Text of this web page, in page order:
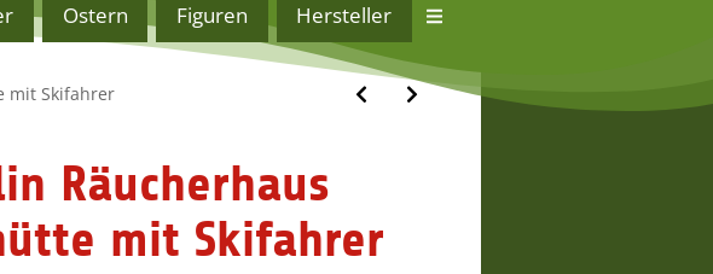
Ostern Figuren Hersteller
mit Skifahrer
Räucherhaus
mit Skifahrer